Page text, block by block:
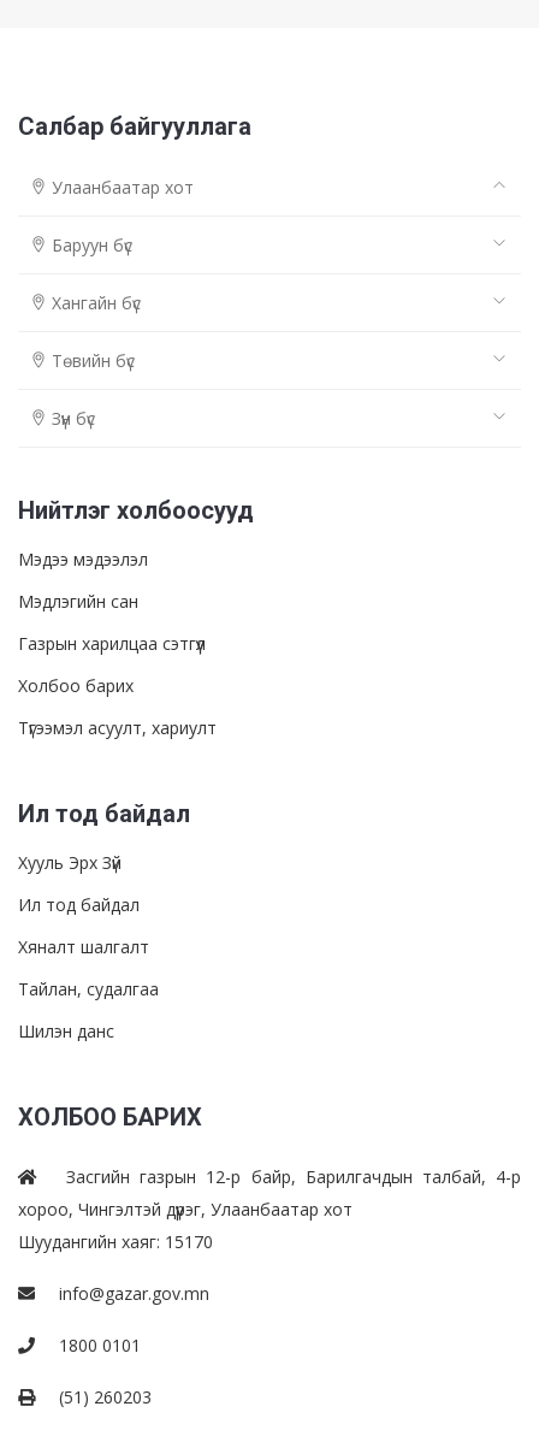
Салбар байгууллага
Улаанбаатар хот
Баруун бүс
Хангайн бүс
Төвийн бүс
Зүүн бүс
Нийтлэг холбоосууд
Мэдээ мэдээлэл
Мэдлэгийн сан
Газрын харилцаа сэтгүүл
Холбоо барих
Түгээмэл асуулт, хариулт
Ил тод байдал
Хууль Эрх Зүй
Ил тод байдал
Хяналт шалгалт
Тайлан, судалгаа
Шилэн данс
ХОЛБОО БАРИХ
Засгийн газрын 12-р байр, Барилгачдын талбай, 4-р
хороо, Чингэлтэй дүүрэг, Улаанбаатар хот
Шуудангийн хаяг: 15170
info@gazar.gov.mn
1800 0101
(51) 260203